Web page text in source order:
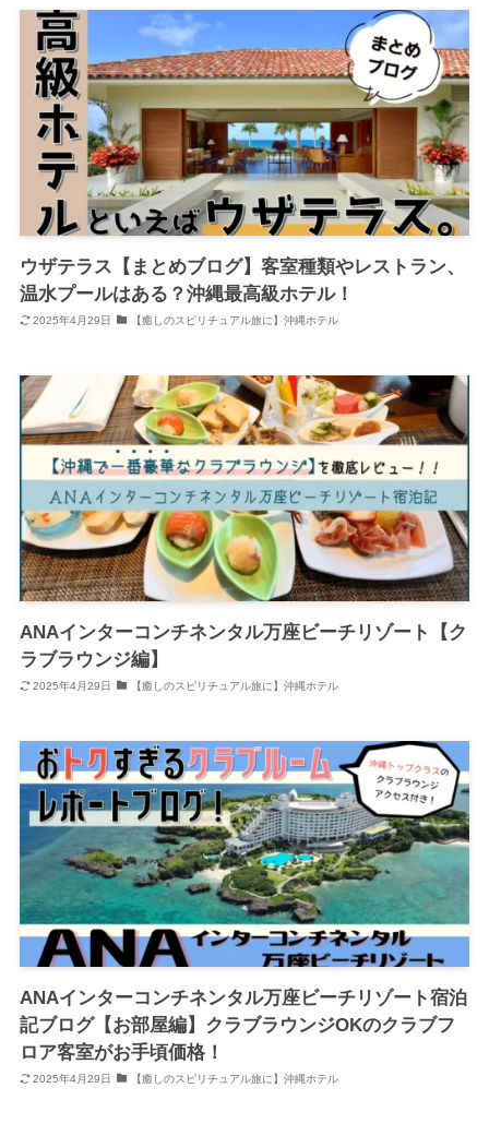
ウザテラス【まとめブログ】客室種類やレストラン、
温水プールはある？沖縄最高級ホテル！
2025年4月29日 【癒しのスピリチュアル旅に】沖縄ホテル
ANAインターコンチネンタル万座ビーチリゾート【ク
ラブラウンジ編】
2025年4月29日 【癒しのスピリチュアル旅に】沖縄ホテル
ANAインターコンチネンタル万座ビーチリゾート宿泊
記ブログ【お部屋編】クラブラウンジOKのクラブフ
ロア客室がお手頃価格！
2025年4月29日 【癒しのスピリチュアル旅に】沖縄ホテル